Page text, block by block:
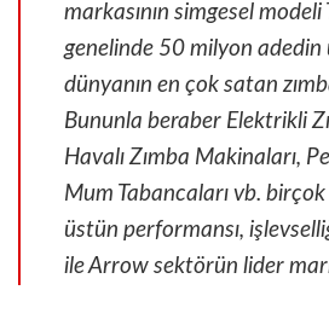
markasının simgesel
genelinde 50 milyon adedin
dünyanın en çok satan
Bununla beraber Elektrikli
Havalı Zımba Makinaları,
Mum Tabancaları vb. birçok
üstün performansı,
ile Arrow sektörün lider